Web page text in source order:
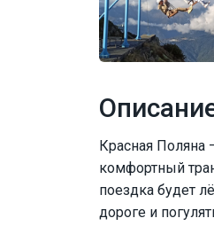
Красная Поляна
комфортный
поездка будет
дороге и